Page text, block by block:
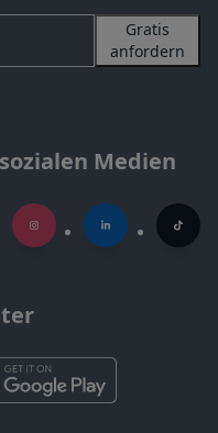
Gratis
anfordern
Medien